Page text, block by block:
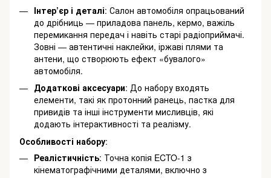
Інтер’єр і деталі: Салон автомобіля опрацьований
до дрібниць — приладова панель, кермо, важіль
перемикання передач і навіть старі радіоприймачі.
Зовні — автентичні наклейки, іржаві плями та
антени, що створюють ефект «бувалого»
автомобіля.
Додаткові аксесуари: До набору входять
елементи, такі як протонний ранець, пастка для
привидів та інші інструменти мисливців, які
додають інтерактивності та реалізму.
Особливості набору:
Реалістичність: Точна копія ECTO-1 з
кінематографічними деталями, включно з